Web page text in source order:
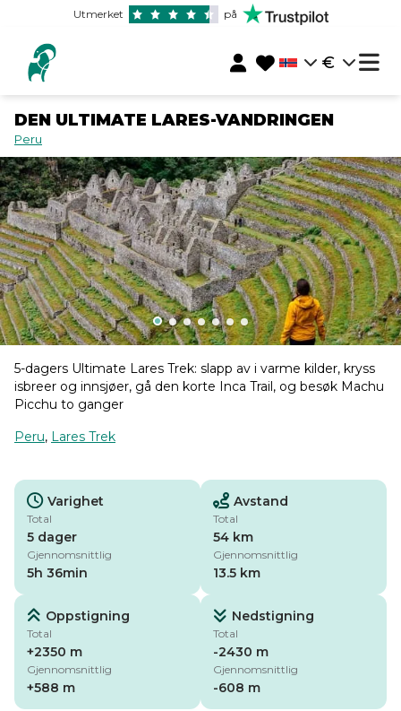
Utmerket på
€
DEN ULTIMATE LARES-VANDRINGEN
Peru
5-dagers Ultimate Lares Trek: slapp av i varme kilder, kryss
isbreer og innsjøer, gå den korte Inca Trail, og besøk Machu
Picchu to ganger
Peru, Lares Trek
Varighet
Total
5 dager
Gjennomsnittlig
5h 36min
Avstand
Total
54 km
Gjennomsnittlig
13.5 km
Oppstigning
Total
+2350 m
Gjennomsnittlig
+588 m
Nedstigning
Total
-2430 m
Gjennomsnittlig
-608 m